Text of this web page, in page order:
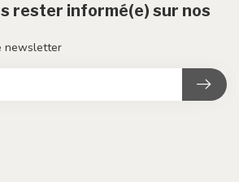
rester informé(e) sur nos
newsletter